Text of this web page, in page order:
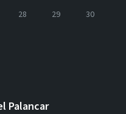
28 29
30
Palancar